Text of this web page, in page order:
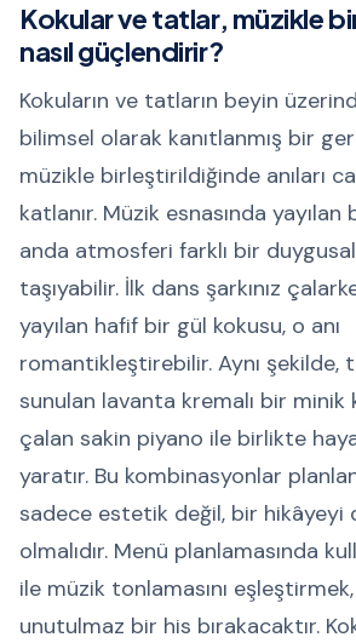
Kokular ve tatlar, müzikle
nasıl güçlendirir?
Kokuların ve tatların beyin
bilimsel olarak kanıtlanmış bir
müzikle birleştirildiğinde anıları
katlanır. Müzik esnasında
anda atmosferi farklı bir
taşıyabilir. İlk dans şarkınız
yayılan hafif bir gül kokusu, o anı
romantikleştirebilir. Aynı şekilde,
sunulan lavanta kremalı bir minik
çalan sakin piyano ile birlikte
yaratır. Bu kombinasyonlar
sadece estetik değil, bir hikâyeyi
olmalıdır. Menü planlamasında
ile müzik tonlamasını
unutulmaz bir his bırakacaktır.